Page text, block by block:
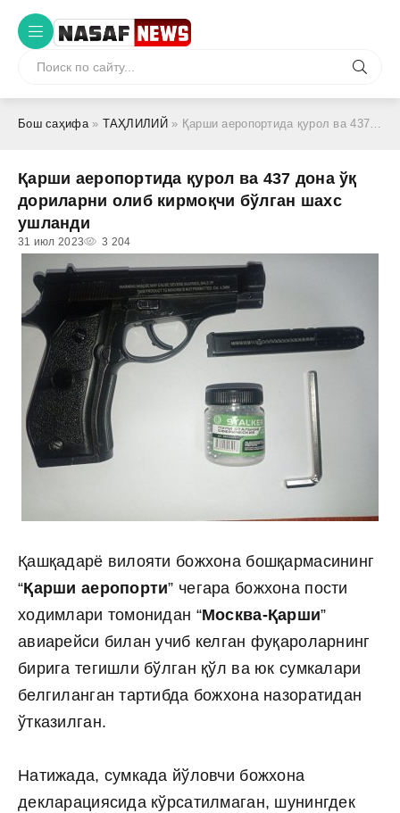
Бош саҳифа» ТАҲЛИЛИЙ » Қарши аеропортида қурол ва 437 дона ўқ дориларни олиб кирмоқчи бўлган шахс ушланди
Қарши аеропортида қурол ва 437 дона ўқ
дориларни олиб кирмоқчи бўлган шахс
ушланди
31 июл 2023 3 204
Қашқадарё вилояти божхона бошқармасининг
“Қарши аеропорти” чегара божхона пости
ходимлари томонидан “Москва-Қарши”
авиарейси билан учиб келган фуқароларнинг
бирига тегишли бўлган қўл ва юк сумкалари
белгиланган тартибда божхона назоратидан
ўтказилган.
Натижада, сумкада йўловчи божхона
декларациясида кўрсатилмаган, шунингдек